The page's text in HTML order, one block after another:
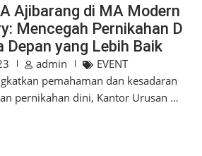
Ajibarang di MA Modern
Mencegah Pernikahan D
Depan yang Lebih Baik
admin
EVENT
pemahaman dan kesadaran
pernikahan dini, Kantor Urusan …